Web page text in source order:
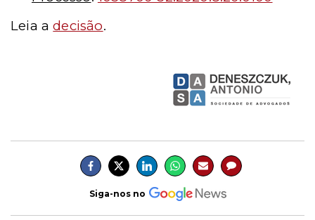
Leia adecisão.
Siga-nos no